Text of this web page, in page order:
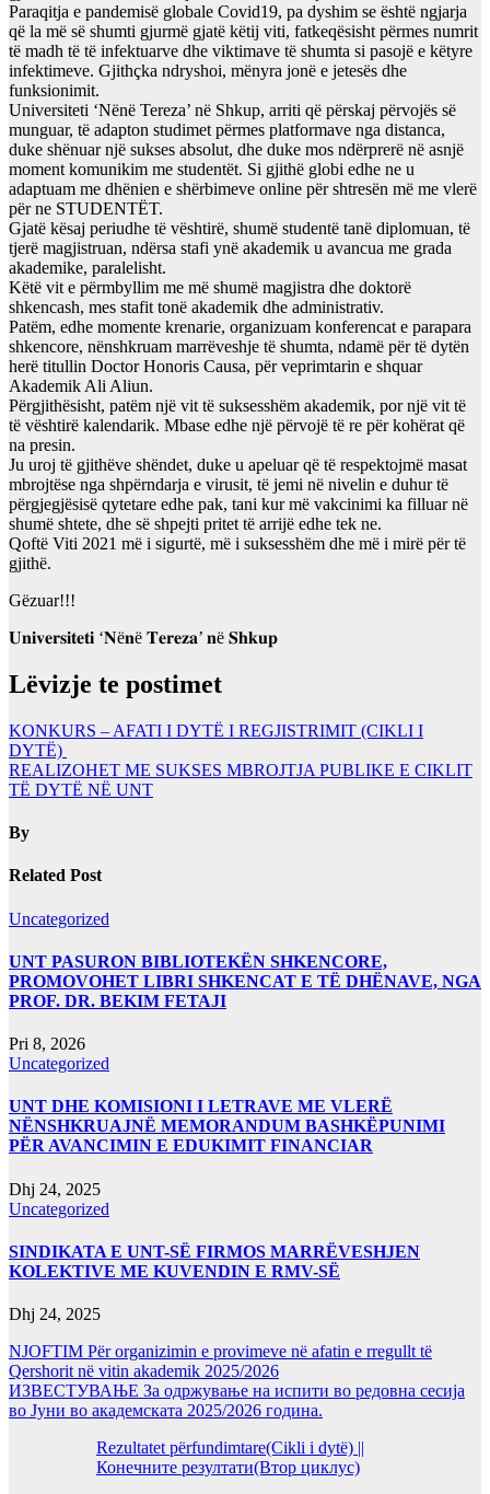
Paraqitja e pandemisë globale Covid19, pa dyshim se është ngjarja
që la më së shumti gjurmë gjatë këtij viti, fatkeqësisht përmes numrit
të madh të të infektuarve dhe viktimave të shumta si pasojë e këtyre
infektimeve. Gjithçka ndryshoi, mënyra jonë e jetesës dhe
funksionimit.
Universiteti ‘Nënë Tereza’ në Shkup, arriti që përskaj përvojës së
munguar, të adapton studimet përmes platformave nga distanca,
duke shënuar një sukses absolut, dhe duke mos ndërprerë në asnjë
moment komunikim me studentët. Si gjithë globi edhe ne u
adaptuam me dhënien e shërbimeve online për shtresën më me vlerë
për ne STUDENTËT.
Gjatë kësaj periudhe të vështirë, shumë studentë tanë diplomuan, të
tjerë magjistruan, ndërsa stafi ynë akademik u avancua me grada
akademike, paralelisht.
Këtë vit e përmbyllim me më shumë magjistra dhe doktorë
shkencash, mes stafit tonë akademik dhe administrativ.
Patëm, edhe momente krenarie, organizuam konferencat e parapara
shkencore, nënshkruam marrëveshje të shumta, ndamë për të dytën
herë titullin Doctor Honoris Causa, për veprimtarin e shquar
Akademik Ali Aliun.
Përgjithësisht, patëm një vit të suksesshëm akademik, por një vit të
të vështirë kalendarik. Mbase edhe një përvojë të re për kohërat që
na presin.
Ju uroj të gjithëve shëndet, duke u apeluar që të respektojmë masat
mbrojtëse nga shpërndarja e virusit, të jemi në nivelin e duhur të
përgjegjësisë qytetare edhe pak, tani kur më vakcinimi ka filluar në
shumë shtete, dhe së shpejti pritet të arrijë edhe tek ne.
Qoftë Viti 2021 më i sigurtë, më i suksesshëm dhe më i mirë për të
gjithë.
Gëzuar!!!
𝐔𝐧𝐢𝐯𝐞𝐫𝐬𝐢𝐭𝐞𝐭𝐢 ‘𝐍ë𝐧ë 𝐓𝐞𝐫𝐞𝐳𝐚’ 𝐧ë 𝐒𝐡𝐤𝐮𝐩
Lëvizje te postimet
KONKURS – AFATI I DYTË I REGJISTRIMIT (CIKLI I
DYTË)
REALIZOHET ME SUKSES MBROJTJA PUBLIKE E CIKLIT
TË DYTË NË UNT
By
Related Post
Uncategorized
UNT PASURON BIBLIOTEKËN SHKENCORE,
PROMOVOHET LIBRI SHKENCAT E TË DHËNAVE, NGA
PROF. DR. BEKIM FETAJI
Pri 8, 2026
Uncategorized
UNT DHE KOMISIONI I LETRAVE ME VLERË
NËNSHKRUAJNË MEMORANDUM BASHKËPUNIMI
PËR AVANCIMIN E EDUKIMIT FINANCIAR
Dhj 24, 2025
Uncategorized
SINDIKATA E UNT-SË FIRMOS MARRËVESHJEN
KOLEKTIVE ME KUVENDIN E RMV-SË
Dhj 24, 2025
NJOFTIM Për organizimin e provimeve në afatin e rregullt të
Qershorit në vitin akademik 2025/2026
ИЗВЕСТУВАЊЕ За одржување на испити во редовна сесија
во Јуни во академската 2025/2026 година.
Rezultatet përfundimtare(Cikli i dytë) ||
Конечните резултати(Втор циклус)